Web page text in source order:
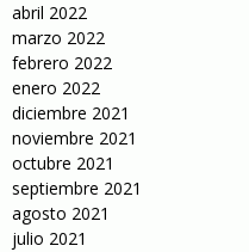
abril 2022
marzo 2022
febrero 2022
enero 2022
diciembre 2021
noviembre 2021
octubre 2021
septiembre 2021
agosto 2021
julio 2021